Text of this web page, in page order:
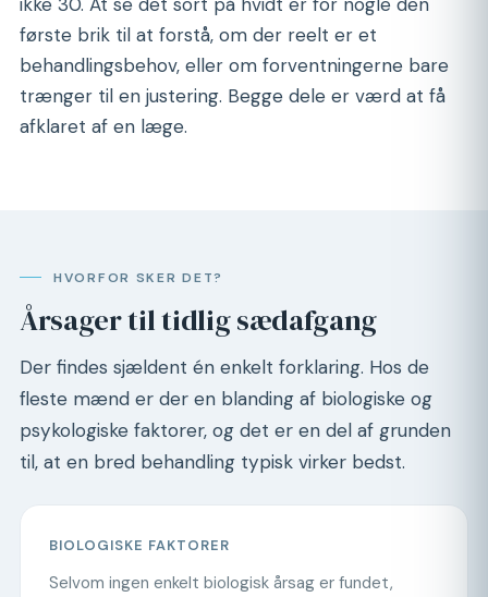
første brik til at forstå, om der reelt er et
behandlingsbehov, eller om forventningerne bare
trænger til en justering. Begge dele er værd at få
afklaret af en læge.
HVORFOR SKER DET?
Årsager til tidlig sædafgang
Der findes sjældent én enkelt forklaring. Hos de
fleste mænd er der en blanding af biologiske og
psykologiske faktorer, og det er en del af grunden
til, at en bred behandling typisk virker bedst.
BIOLOGISKE FAKTORER
Selvom ingen enkelt biologisk årsag er fundet,